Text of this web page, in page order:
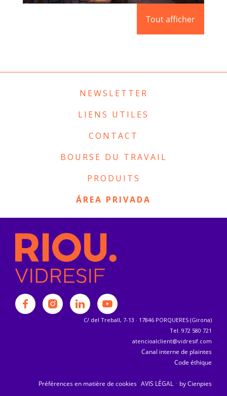
APRÈS – SKI L’ABARSET
Tout afficher
NEWSLETTER
LIENS UTILES
CONTACT
BOURSE DU TRAVAIL
PRODUITS
ÁREA PRIVADA
C/ del Treball, 7-13 · 17846 PORQUERES (Girona)
Tel. 972 580 721
atencioalclient@vidresif.com
Canal interne de plaintes
Code éthique
Préférences en matière de cookies AVIS LÉGAL · by Cienpies